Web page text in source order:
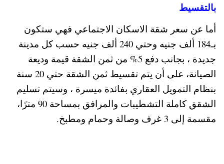
بالتقسيط
أما عن سعر شقة الاسكان الاجتماعي فهي ستكون
بـ184 ألف جنيه وحتي 240 ألف جنيه حسب كل مدينة
جديدة ، بجانب دفع 5% من ثمن الشقة قيمة وديعة
الصيانة، على أن يتم تقسيط ثمن الشقة حتي 20 سنة
بنظام التمويل العقاري بفائدة ميسرة ، وسيتم تسليم
الشقق كاملة التشطيبات والمرافق بمساحة 90 مترًا،
مقسمة إلى 3 غرف وصالة وحمام ومطبخ.